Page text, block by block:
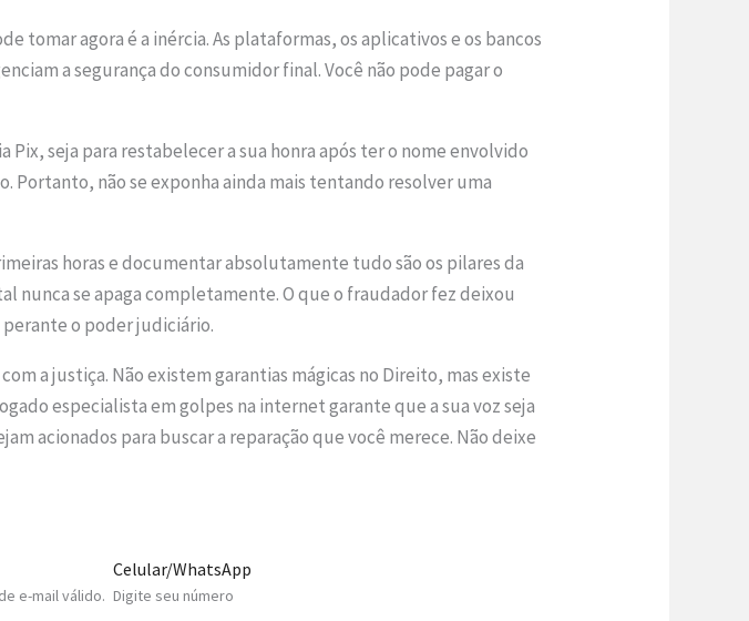
tomar agora é a inércia. As plataformas, os aplicativos e os bancos
a segurança do consumidor final. Você não pode pagar o
seja para restabelecer a sua honra após ter o nome envolvido
não se exponha ainda mais tentando resolver uma
horas e documentar absolutamente tudo são os pilares da
nunca se apaga completamente. O que o fraudador fez deixou
perante o poder judiciário.
a justiça. Não existem garantias mágicas no Direito, mas existe
especialista em golpes na internet garante que a sua voz seja
acionados para buscar a reparação que você merece. Não deixe
e-mail válido.
Celular/WhatsApp
Digite seu número